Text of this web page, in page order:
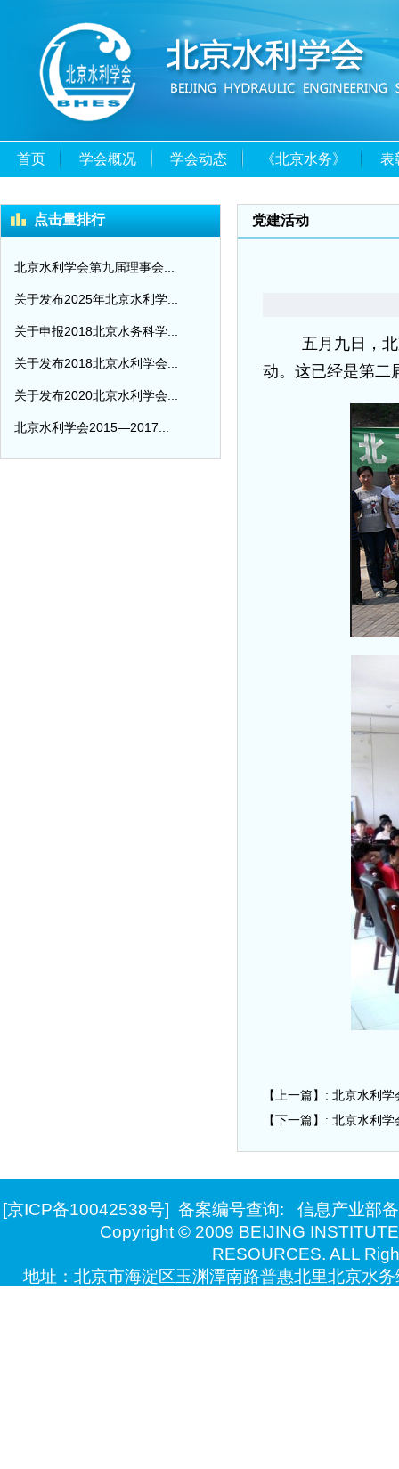
首页 学会概况 学会动态 《北京水务》 表
点击量排行
北京水利学会第九届理事会...
关于发布2025年北京水利学...
关于申报2018北京水务科学...
关于发布2018北京水利学会...
关于发布2020北京水利学会...
北京水利学会2015—2017...
党建活动
五月九日，
动。这已经是第二
【上一篇】: 北京水利学
【下一篇】: 北京水利学
[京ICP备10042538号] 备案编号查询:
信息产业部
Copyright © 2009 BEIJING
RESOURCES. ALL
地址：北京市海淀区玉渊潭南路普惠北里北京水